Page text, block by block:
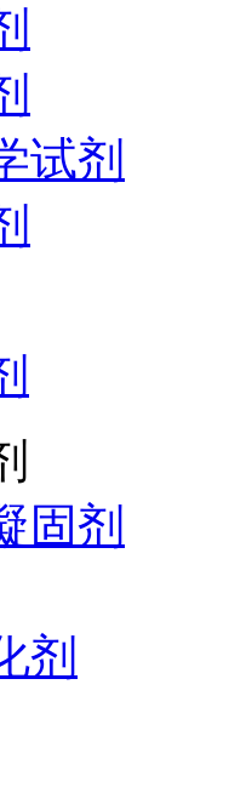
试剂
固剂
剂